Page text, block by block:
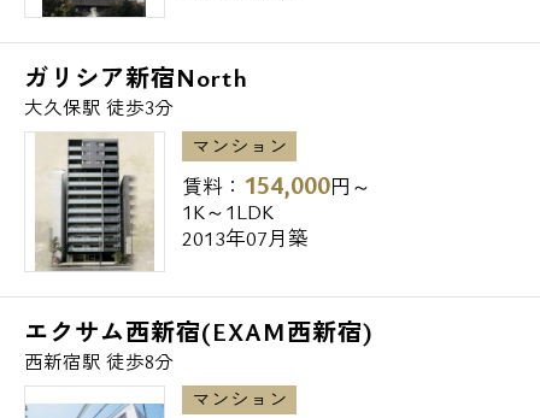
ガリシア新宿North
大久保駅 徒歩3分
マンション
賃料： 154,000円～
1K～1LDK
2013年07月築
エクサム西新宿(EXAM西新宿)
西新宿駅 徒歩8分
マンション